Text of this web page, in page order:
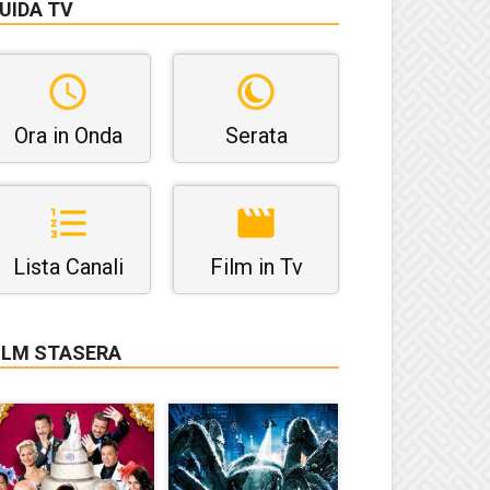
TV
Ora in Onda Serata
Lista Canali Film in Tv
STASERA